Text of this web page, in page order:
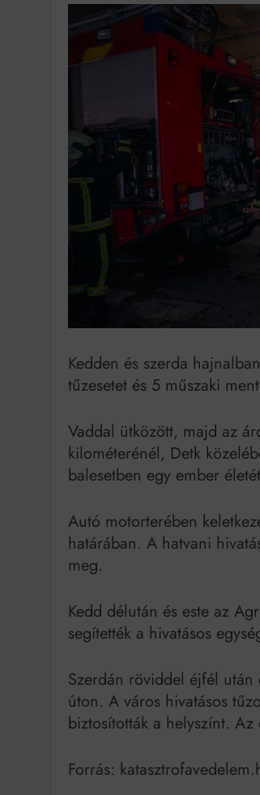
Kedden és szerda
tűzesetet és 5 műszaki
Vaddal ütközött, majd az
kilométerénél, Detk
balesetben egy ember
Autó motorterében
határában. A hatvani
meg.
Kedd délután és este az
segítették a hivatásos
Szerdán röviddel éjfél
úton. A város hivatásos
biztosították a helyszínt.
Forrás: